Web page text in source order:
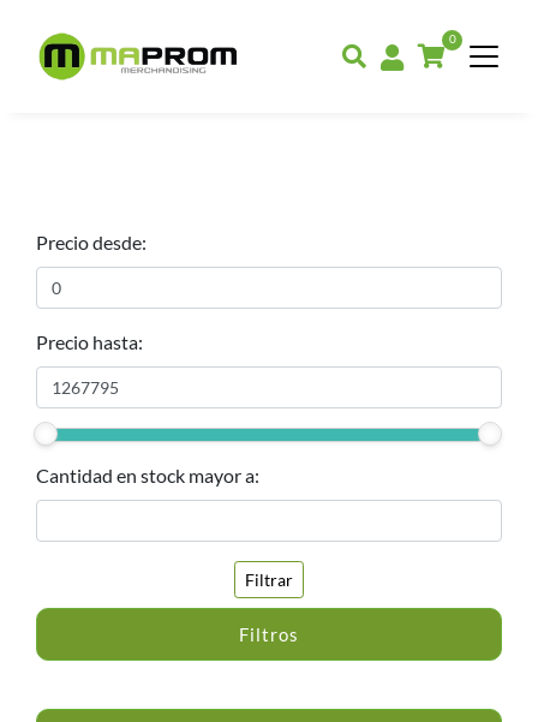
0
Precio desde:
Precio hasta:
Cantidad en stock mayor a:
Filtrar
Filtros